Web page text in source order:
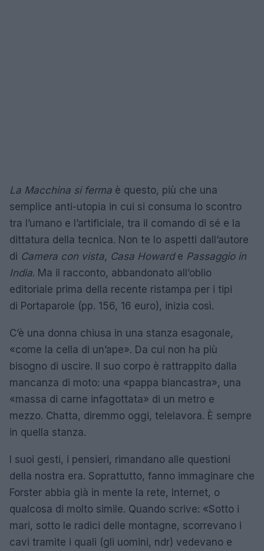
La Macchina si ferma è questo, più che una
semplice anti-utopia in cui si consuma lo scontro
tra l’umano e l’artificiale, tra il comando di sé e la
dittatura della tecnica. Non te lo aspetti dall’autore
di Camera con vista, Casa Howarde Passaggio in
India. Ma il racconto, abbandonato all’oblio
editoriale prima della recente ristampa per i tipi
di Portaparole (pp. 156, 16 euro), inizia così.
C’è una donna chiusa in una stanza esagonale,
«come la cella di un’ape». Da cui non ha più
bisogno di uscire. Il suo corpo è rattrappito dalla
mancanza di moto: una «pappa biancastra», una
«massa di carne infagottata» di un metro e
mezzo. Chatta, diremmo oggi, telelavora. È sempre
in quella stanza.
I suoi gesti, i pensieri, rimandano alle questioni
della nostra era. Soprattutto, fanno immaginare che
Forster abbia già in mente la rete, Internet, o
qualcosa di molto simile. Quando scrive: «Sotto i
mari, sotto le radici delle montagne, scorrevano i
cavi tramite i quali (gli uomini, ndr) vedevano e